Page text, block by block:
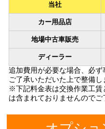
当社
カー用品店
地場中古車販売
ディーラー
追加費用が必要な場合、必ず
ご了承いただいた上で整備し
※下記料金表は交換作業工賃
は含まれておりませんのでご